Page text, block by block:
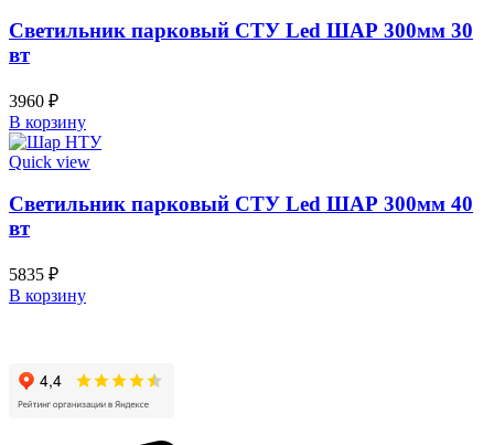
вариаций.
Опции
Светильник парковый СТУ Led ШАР 300мм 30
вт
3960 ₽
В корзину
Quick view
Светильник парковый СТУ Led ШАР 300мм 40
вт
5835 ₽
В корзину